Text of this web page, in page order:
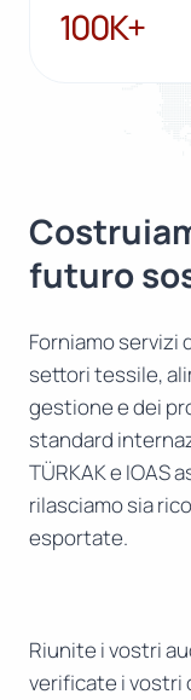
100K+
100K+
futuro
Forniamo servizi
settori tessile,
gestione e dei
standard
TÜRKAK e IOAS
rilasciamo sia
esportate.
Riunite i vostri
verificate i vostri